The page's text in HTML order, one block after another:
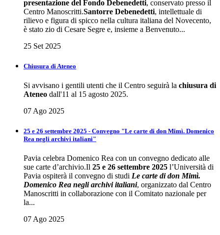
presentazione del Fondo Debenedetti, conservato presso il
Centro Manoscritti.Santorre Debenedetti, intellettuale di
rilievo e figura di spicco nella cultura italiana del Novecento,
è stato zio di Cesare Segre e, insieme a Benvenuto...
25 Set 2025
Chiusura di Ateneo
Si avvisano i gentili utenti che il Centro seguirà la chiusura di
Ateneo dall'11 al 15 agosto 2025.
07 Ago 2025
25 e 26 settembre 2025 - Convegno "Le carte di don Mimì. Domenico
Rea negli archivi italiani"
Pavia celebra Domenico Rea con un convegno dedicato alle
sue carte d’archivio.Il 25 e 26 settembre 2025 l’Università di
Pavia ospiterà il convegno di studi Le carte di don Mimì.
Domenico Rea negli archivi italiani, organizzato dal Centro
Manoscritti in collaborazione con il Comitato nazionale per
la...
07 Ago 2025